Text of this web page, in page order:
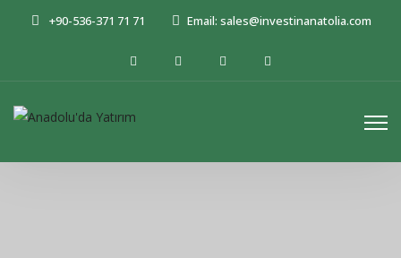
+90-536-371 71 71 Email: sales@investinanatolia.com